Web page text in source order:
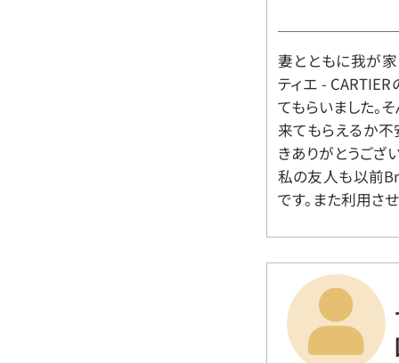
妻とともに我が
ティエ -
てもらいました。
来てもらえるか
きありがとうござ
私の友人も以前
です。また利用さ